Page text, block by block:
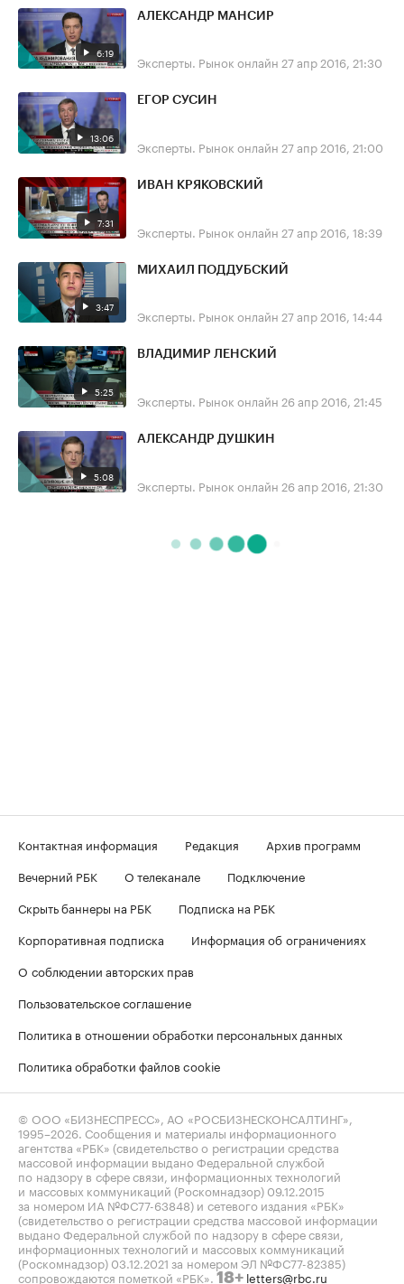
6:19
АЛЕКСАНДР МАНСИР
Эксперты. Рынок онлайн 27 апр 2016, 21:30
13:06
ЕГОР СУСИН
Эксперты. Рынок онлайн 27 апр 2016, 21:00
7:31
ИВАН КРЯКОВСКИЙ
Эксперты. Рынок онлайн 27 апр 2016, 18:39
3:47
МИХАИЛ ПОДДУБСКИЙ
Эксперты. Рынок онлайн 27 апр 2016, 14:44
5:25
ВЛАДИМИР ЛЕНСКИЙ
Эксперты. Рынок онлайн 26 апр 2016, 21:45
5:08
АЛЕКСАНДР ДУШКИН
Эксперты. Рынок онлайн 26 апр 2016, 21:30
Контактная информация Редакция
Архив программ
Вечерний РБК
О телеканале
Подключение
Скрыть баннеры на РБК
Подписка на РБК
Корпоративная подписка
Информация об ограничениях
О соблюдении авторских прав
Пользовательское соглашение
Политика в отношении обработки персональных данных
Политика обработки файлов cookie
© ООО «БИЗНЕСПРЕСС», АО «РОСБИЗНЕСКОНСАЛТИНГ»,
1995–2026 . Сообщения и материалы информационного
агентства «РБК» (свидетельство о регистрации средства
массовой информации выдано Федеральной службой
по надзору в сфере связи, информационных технологий
и массовых коммуникаций (Роскомнадзор) 09.12.2015
за номером ИА №ФС77-63848) и сетевого издания «РБК»
(свидетельство о регистрации средства массовой информации
выдано Федеральной службой по надзору в сфере связи,
информационных технологий и массовых коммуникаций
(Роскомнадзор) 03.12.2021 за номером ЭЛ №ФС77-82385)
сопровождаются пометкой «РБК». 18+ letters@rbc.ru